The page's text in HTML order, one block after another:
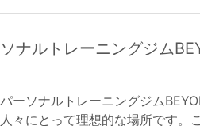
ナルトレーニングジム
ーソナルトレーニングジム
々にとって理想的な場所です。